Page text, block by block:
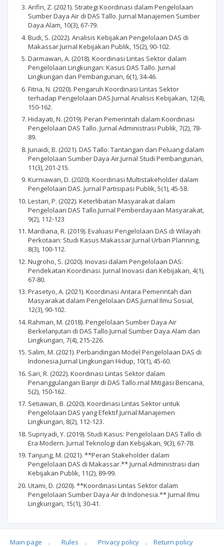
Arifin, Z. (2021). Strategi Koordinasi dalam Pengelolaan
Sumber Daya Air di DAS Tallo. Jurnal Manajemen Sumber
Daya Alam, 10(3), 67-79.
Budi, S. (2022). Analisis Kebijakan Pengelolaan DAS di
Makassar.Jurnal Kebijakan Publik, 15(2), 90-102.
Darmawan, A. (2018). Koordinasi Lintas Sektor dalam
Pengelolaan Lingkungan: Kasus DAS Tallo. Jurnal
Lingkungan dan Pembangunan, 6(1), 34-46.
Fitria, N. (2020). Pengaruh Koordinasi Lintas Sektor
terhadap Pengelolaan DAS.Jurnal Analisis Kebijakan, 12(4),
150-162.
Hidayati, N. (2019). Peran Pemerintah dalam Koordinasi
Pengelolaan DAS Tallo. Jurnal Administrasi Publik, 7(2), 78-
89.
Junaidi, B. (2021). DAS Tallo: Tantangan dan Peluang dalam
Pengelolaan Sumber Daya Air.Jurnal Studi Pembangunan,
11(3), 201-215.
Kurniawan, D. (2020). Koordinasi Multistakeholder dalam
Pengelolaan DAS. Jurnal Partisipasi Publik, 5(1), 45-58.
Lestari, P. (2022). Keterlibatan Masyarakat dalam
Pengelolaan DAS Tallo.Jurnal Pemberdayaan Masyarakat,
9(2), 112-123
Mardiana, R. (2019). Evaluasi Pengelolaan DAS di Wilayah
Perkotaan: Studi Kasus Makassar.Jurnal Urban Planning,
8(3), 100-112.
Nugroho, S. (2020). Inovasi dalam Pengelolaan DAS:
Pendekatan Koordinasi. Jurnal Inovasi dan Kebijakan, 4(1),
67-80.
Prasetyo, A. (2021). Koordinasi Antara Pemerintah dan
Masyarakat dalam Pengelolaan DAS.Jurnal Ilmu Sosial,
12(3), 90-102.
Rahman, M. (2018). Pengelolaan Sumber Daya Air
Berkelanjutan di DAS Tallo.Jurnal Sumber Daya Alam dan
Lingkungan, 7(4), 215-226.
Salim, M. (2021). Perbandingan Model Pengelolaan DAS di
Indonesia.Jurnal Lingkungan Hidup, 10(1), 45-60.
Sari, R. (2022). Koordinasi Lintas Sektor dalam
Penanggulangan Banjir di DAS Tallo.rnal Mitigasi Bencana,
5(2), 150-162.
Setiawan, B. (2020). Koordinasi Lintas Sektor untuk
Pengelolaan DAS yang Efektif.Jurnal Manajemen
Lingkungan, 8(2), 112-123.
Supriyadi, Y. (2019). Studi Kasus: Pengelolaan DAS Tallo di
Era Modern. Jurnal Teknologi dan Kebijakan, 9(3), 67-78.
Tanjung, M. (2021). **Peran Stakeholder dalam
Pengelolaan DAS di Makassar.** Jurnal Administrasi dan
Kebijakan Publik, 11(2), 89-99.
Utami, D. (2020). **Koordinasi Lintas Sektor dalam
Pengelolaan Sumber Daya Air di Indonesia.** Jurnal Ilmu
Lingkungan, 15(1), 30-41.
Main page . Rules . Privacy policy . Return policy